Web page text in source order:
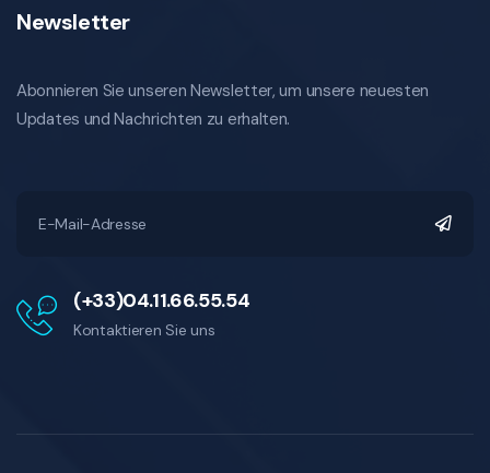
Newsletter
Abonnieren Sie unseren Newsletter, um unsere neuesten
Updates und Nachrichten zu erhalten.
(+33)04.11.66.55.54
Kontaktieren Sie uns